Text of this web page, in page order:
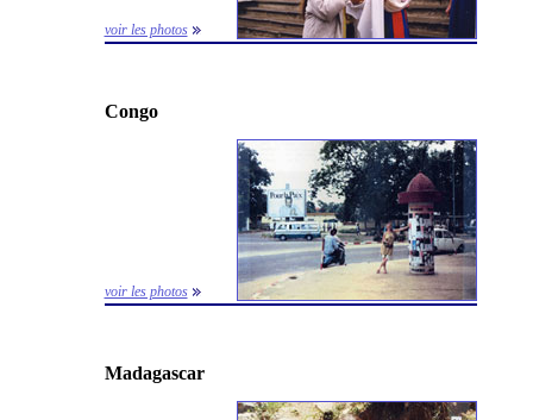
voir les photos
Congo
voir les photos
Madagascar